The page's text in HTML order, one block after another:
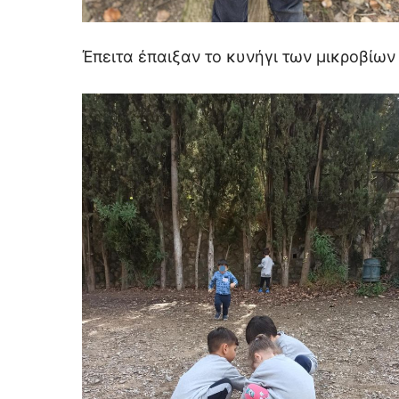
Έπειτα έπαιξαν το κυνήγι των μικροβίων